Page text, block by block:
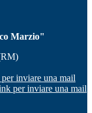
Marzio"
inviare una mail
per inviare una mail